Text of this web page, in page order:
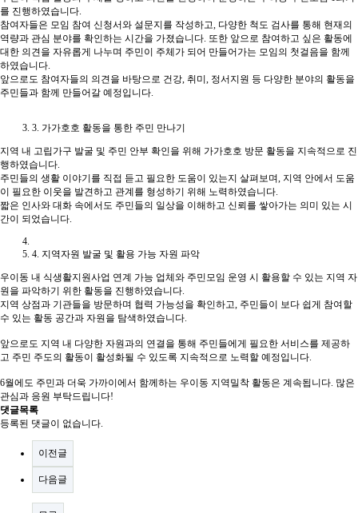
를 진행하였습니다.
참여자들은 모임 참여 신청서와 설문지를 작성하고, 다양한 척도 검사를 통해 현재의
역량과 관심 분야를 확인하는 시간을 가졌습니다. 또한 앞으로 참여하고 싶은 활동에
대한 의견을 자유롭게 나누며 주민이 주체가 되어 만들어가는 모임의 첫걸음을 함께
하였습니다.
앞으로도 참여자들의 의견을 바탕으로 건강, 취미, 정서지원 등 다양한 분야의 활동을
주민들과 함께 만들어갈 예정입니다.
3. 가가호호 활동을 통한 주민 만나기
지역 내 고립가구 발굴 및 주민 안부 확인을 위해 가가호호 방문 활동을 지속적으로 진
행하였습니다.
주민들의 생활 이야기를 직접 듣고 필요한 도움이 있는지 살펴보며, 지역 안에서 도움
이 필요한 이웃을 발견하고 관계를 형성하기 위해 노력하였습니다.
짧은 인사와 대화 속에서도 주민들의 일상을 이해하고 신뢰를 쌓아가는 의미 있는 시
간이 되었습니다.
4. 지역자원 발굴 및 활용 가능 자원 파악
우이동 내 식생활지원사업 연계 가능 업체와 주민모임 운영 시 활용할 수 있는 지역 자
원을 파악하기 위한 활동을 진행하였습니다.
지역 상점과 기관들을 방문하며 협력 가능성을 확인하고, 주민들이 보다 쉽게 참여할
수 있는 활동 공간과 자원을 탐색하였습니다.
앞으로도 지역 내 다양한 자원과의 연결을 통해 주민들에게 필요한 서비스를 제공하
고 주민 주도의 활동이 활성화될 수 있도록 지속적으로 노력할 예정입니다.
6월에도 주민과 더욱 가까이에서 함께하는 우이동 지역밀착 활동은 계속됩니다. 많은
관심과 응원 부탁드립니다!
댓글목록
등록된 댓글이 없습니다.
이전글
다음글